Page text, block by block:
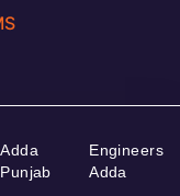
Adda
Punjab
Engineers
Adda